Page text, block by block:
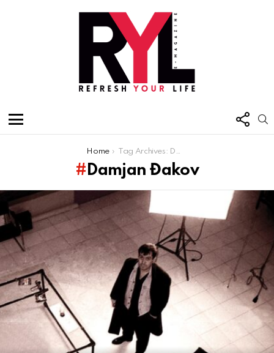
US
Home Tag Archives: Damjan Đakov
Damjan Đakov
Latest
stories